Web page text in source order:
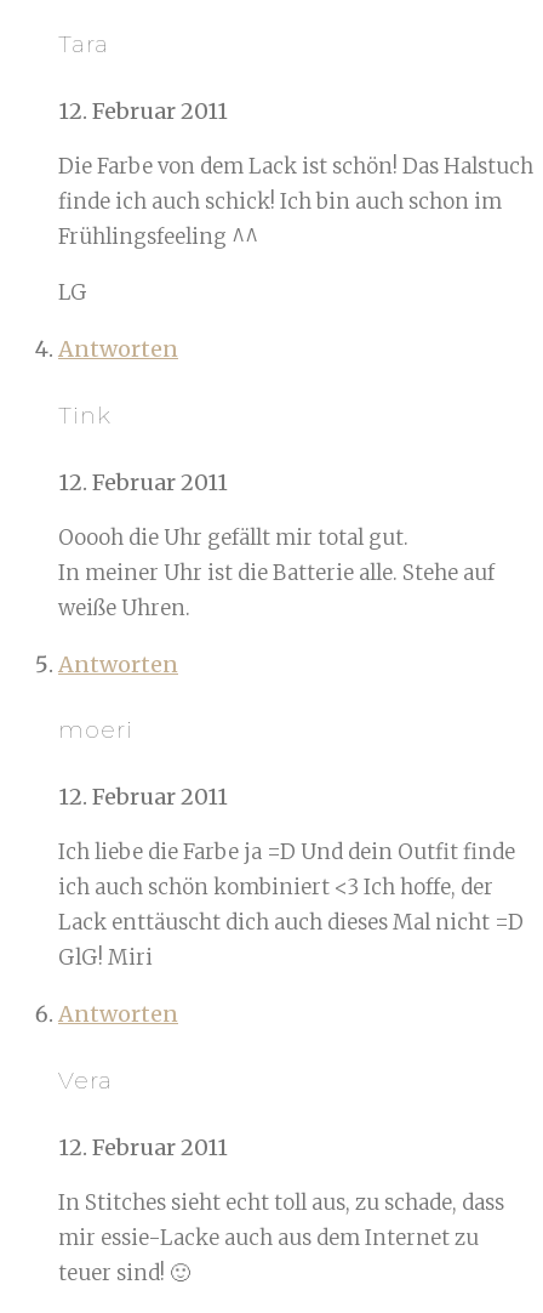
Tara
12. Februar 2011
Die Farbe von dem Lack ist schön! Das Halstuch
finde ich auch schick! Ich bin auch schon im
Frühlingsfeeling ^^
LG
Antworten
Tink
12. Februar 2011
Ooooh die Uhr gefällt mir total gut.
In meiner Uhr ist die Batterie alle. Stehe auf
weiße Uhren.
Antworten
moeri
12. Februar 2011
Ich liebe die Farbe ja =D Und dein Outfit finde
ich auch schön kombiniert <3 Ich hoffe, der
Lack enttäuscht dich auch dieses Mal nicht =D
GlG! Miri
Antworten
Vera
12. Februar 2011
In Stitches sieht echt toll aus, zu schade, dass
mir essie-Lacke auch aus dem Internet zu
teuer sind! 🙂